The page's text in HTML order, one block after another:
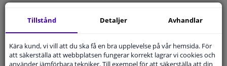
ExpertKundservice
Kundservice:Inte Tillgänglig Via Telefon
Tillstånd Detaljer Avhandlar
Kära kund, vi vill att du ska få en bra upplevelse på vår hemsida. För
att säkerställa att webbplatsen fungerar korrekt lagrar vi cookies och
använder jämförbara tekniker. Till exempel för att säkerställa att din